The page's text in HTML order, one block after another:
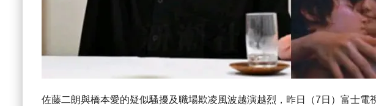
佐藤二朗與橋本愛的疑似騷擾及職場欺凌風波越演越烈，昨日（7日）富士電